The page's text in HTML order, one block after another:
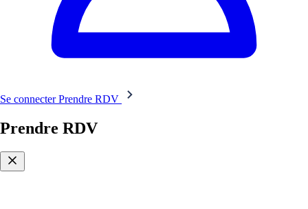
Se connecter Prendre RDV
Prendre RDV